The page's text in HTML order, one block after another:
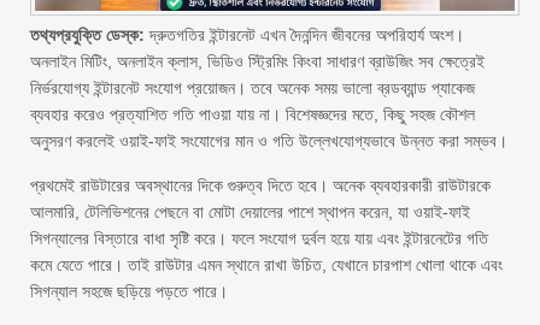
তথ্যপ্রযুক্তি ডেস্ক: দ্রুতগতির ইন্টারনেট এখন দৈনন্দিন জীবনের অপরিহার্য অংশ।
অনলাইন মিটিং, অনলাইন ক্লাস, ভিডিও স্ট্রিমিং কিংবা সাধারণ ব্রাউজিং সব ক্ষেত্রেই
নির্ভরযোগ্য ইন্টারনেট সংযোগ প্রয়োজন। তবে অনেক সময় ভালো ব্রডব্যান্ড প্যাকেজ
ব্যবহার করেও প্রত্যাশিত গতি পাওয়া যায় না। বিশেষজ্ঞদের মতে, কিছু সহজ কৌশল
অনুসরণ করলেই ওয়াই-ফাই সংযোগের মান ও গতি উল্লেখযোগ্যভাবে উন্নত করা সম্ভব।
প্রথমেই রাউটারের অবস্থানের দিকে গুরুত্ব দিতে হবে। অনেক ব্যবহারকারী রাউটারকে
আলমারি, টেলিভিশনের পেছনে বা মোটা দেয়ালের পাশে স্থাপন করেন, যা ওয়াই-ফাই
সিগন্যালের বিস্তারে বাধা সৃষ্টি করে। ফলে সংযোগ দুর্বল হয়ে যায় এবং ইন্টারনেটের গতি
কমে যেতে পারে। তাই রাউটার এমন স্থানে রাখা উচিত, যেখানে চারপাশ খোলা থাকে এবং
সিগন্যাল সহজে ছড়িয়ে পড়তে পারে।